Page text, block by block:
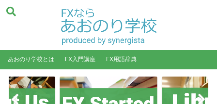
あおのり学校とは FX入門講座 FX用語辞典